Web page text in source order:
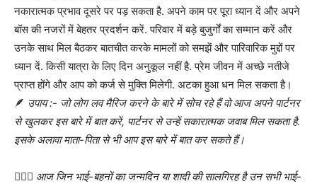
नकारात्मक प्रभाव दूसरे पर पड़ सकता है. अपने काम पर पूरा ध्यान दें और अपने
बॉस की नजरों में बेहतर प्रदर्शन करें. परिवार में बड़े बुजुर्गों का सम्मान करें और
उनके साथ मिल बैठकर बातचीत करके मामलों को समझें और पारिवारिक मुद्दों पर
ध्यान दें. किसी यात्रा के लिए दिन अनुकूल नहीं है. प्रेम जीवन में अच्छे नतीजे
प्राप्त होंगे और आप को कर्ज से मुक्ति मिलेगी. अटका हुआ धन मिल सकता है।
🪶 उपाय :- जो लोग लव मैरिज करने के बारे में सोच रहे हैं वो आज अपने पार्टनर
से खुलकर इस बारे में बात करें, पार्टनर से उन्हें सकारात्मक जवाब मिल सकता है.
इसके अलावा माता-पिता से भी आप इस बारे में बात कर सकते हैं।
🤷🏻‍♀ आज जिन भाई-बहनों का जन्मदिन या शादी की सालगिरह है उन सभी भाई-